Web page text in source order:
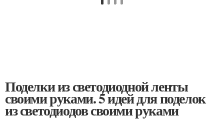
Поделки из светодиодной ленты
своими руками. 5 идей для поделок
из светодиодов своими руками